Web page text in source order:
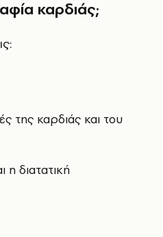
καρδιάς;
της καρδιάς και του
διατατική